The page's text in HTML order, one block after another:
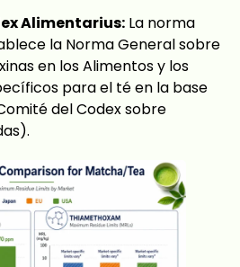
Alimentarius: La norma
la Norma General sobre
en los Alimentos y los
para el té en la base
del Codex sobre